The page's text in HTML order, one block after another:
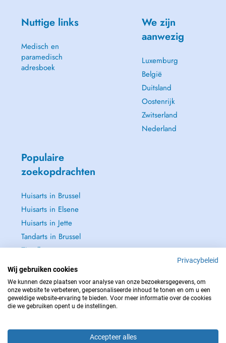
Nuttige links
Medisch en
paramedisch
adresboek
We zijn
aanwezig
Luxemburg
België
Duitsland
Oostenrijk
Zwitserland
Nederland
Populaire
zoekopdrachten
Huisarts in Brussel
Huisarts in Elsene
Huisarts in Jette
Tandarts in Brussel
Zie alle →
NEEM IN GEVAL VAN NOOD CONTACT OP MET : 112
Privacybeleid
Wij gebruiken cookies
We kunnen deze plaatsen voor analyse van onze bezoekersgegevens, om
onze website te verbeteren, gepersonaliseerde inhoud te tonen en om u een
geweldige website-ervaring te bieden. Voor meer informatie over de cookies
die we gebruiken opent u de instellingen.
Accepteer alles